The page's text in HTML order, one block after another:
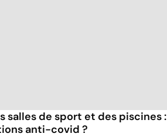
salles de sport et des piscines :
anti-covid ?